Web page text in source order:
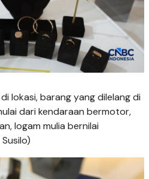
lokasi, barang yang dilelang di
dari kendaraan bermotor,
logam mulia bernilai